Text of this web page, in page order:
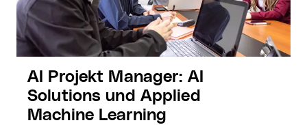
AI Projekt Manager: AI
Solutions und Applied
Machine Learning